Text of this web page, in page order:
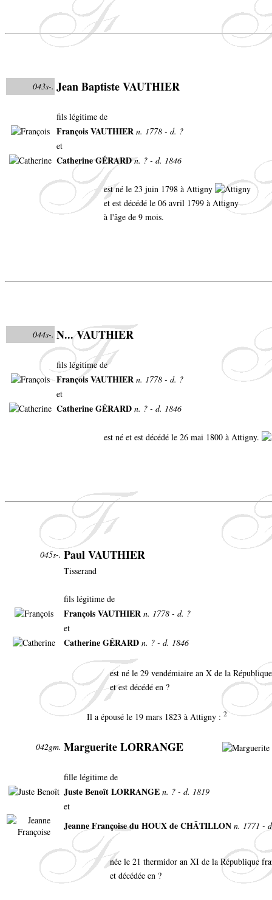
043s-. Jean Baptiste VAUTHIER
fils légitime de
François VAUTHIER n. 1778 - d. ?
et
Catherine GÉRARD n. ? - d. 1846
est né le 23 juin 1798 à Attigny
et est décédé le 06 avril 1799 à Attigny
à l'âge de 9 mois.
044s-. N... VAUTHIER
fils légitime de
François VAUTHIER n. 1778 - d. ?
et
Catherine GÉRARD n. ? - d. 1846
est né et est décédé le 26 mai 1800 à Attigny.
045s-. Paul VAUTHIER
Tisserand
fils légitime de
François VAUTHIER n. 1778 - d. ?
et
Catherine GÉRARD n. ? - d. 1846
est né le 29 vendémiaire an X de la
et est décédé en ?
Il a épousé le 19 mars 1823 à Attigny : 2
042gm. Marguerite LORRANGE
fille légitime de
Juste Benoît LORRANGE n. ? - d. 1819
et
Jeanne Françoise du HOUX de CHÂTILLON n. 1771 -
née le 21 thermidor an XI de la République
et décédée en ?